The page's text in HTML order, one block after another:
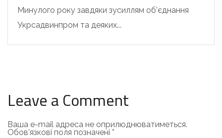
Минулого року завдяки зусиллям об’єднання
Укрсадвинпром та деяких...
Leave a Comment
Ваша e-mail адреса не оприлюднюватиметься.
Обов’язкові поля позначені *